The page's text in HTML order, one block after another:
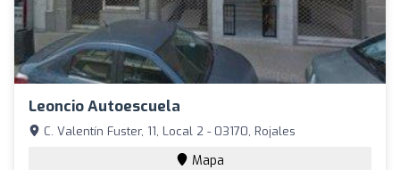
Leoncio Autoescuela
C. Valentín Fuster, 11, Local 2 - 03170, Rojales
Mapa